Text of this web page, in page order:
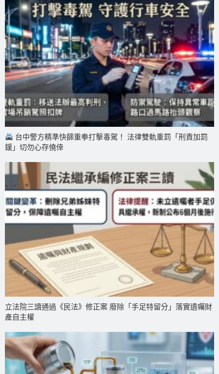
台中警方精準快篩重拳打擊毒駕！ 法律雙軌重罰「刑責加罰
鍰」切勿心存僥倖
立法院三讀通過《民法》修正案 廢除「手足特留分」落實遺囑財
產自主權